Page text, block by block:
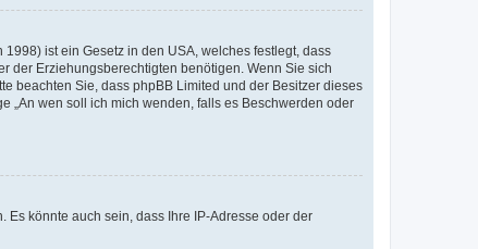
ist ein Gesetz in den USA, welches festlegt, dass
der Erziehungsberechtigten benötigen. Wenn Sie sich
beachten Sie, dass phpBB Limited und der Besitzer dieses
„An wen soll ich mich wenden, falls es Beschwerden oder
könnte auch sein, dass Ihre IP-Adresse oder der